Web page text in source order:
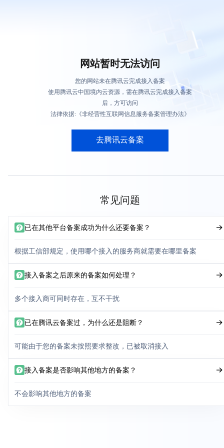
网站暂时无法访问
您的网站未在腾讯云完成接入备案
使用腾讯云中国境内云资源，需在腾讯云完成接入备案
后，方可访问
法律依据:《非经营性互联网信息服务备案管理办法》
去腾讯云备案
常见问题
已在其他平台备案成功为什么还要备案？
根据工信部规定，使用哪个接入的服务商就需要在哪里备案
接入备案之后原来的备案如何处理？
多个接入商可同时存在，互不干扰
已在腾讯云备案过，为什么还是阻断？
可能由于您的备案未按照要求整改，已被取消接入
接入备案是否影响其他地方的备案？
不会影响其他地方的备案